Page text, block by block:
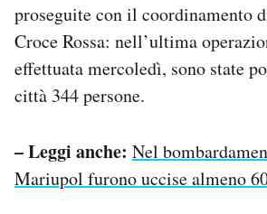
proseguite con il coordinamento
Croce Rossa: nell’ultima
effettuata mercoledì, sono state
città 344 persone.
– Leggi anche: Nel
Mariupol furono uccise almeno